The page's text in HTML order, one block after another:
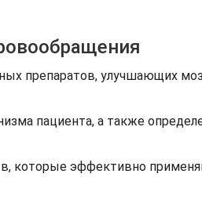
препаратов, улучшающих
пациента, а также
которые эффективно